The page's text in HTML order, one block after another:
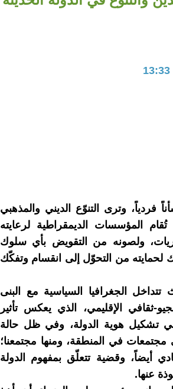
فردياً، وترى التنوّع الديني والمذهبي
المؤسسات الديمقراطية لرعايته
ولصونه من التقويض بأي سلوك
لحمايته من التحوّل إلى انقسام وتفكّك
الجغرافيا السياسية مع البنى
ثقافي الإقليمي، الذي يعكس تأثير
في تشكيل هوية الدولة، وفي ظل حالة
مجتمعات في المنطقة، ومنها مجتمعنا؛
أيضاً، وقضية تتعلّق بمفهوم الدولة
عنها.